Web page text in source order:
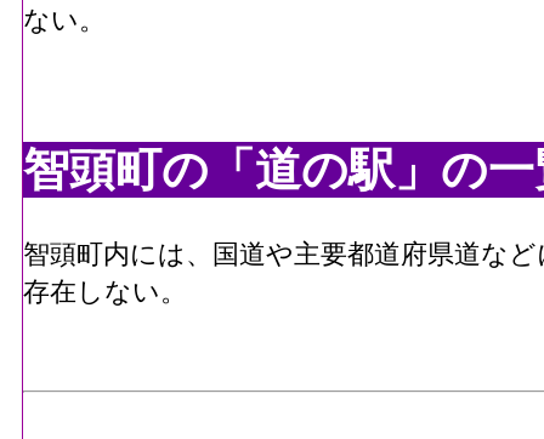
ない。
智頭町の「道の駅」の
智頭町内には、国道や主要都道府県道な
存在しない。